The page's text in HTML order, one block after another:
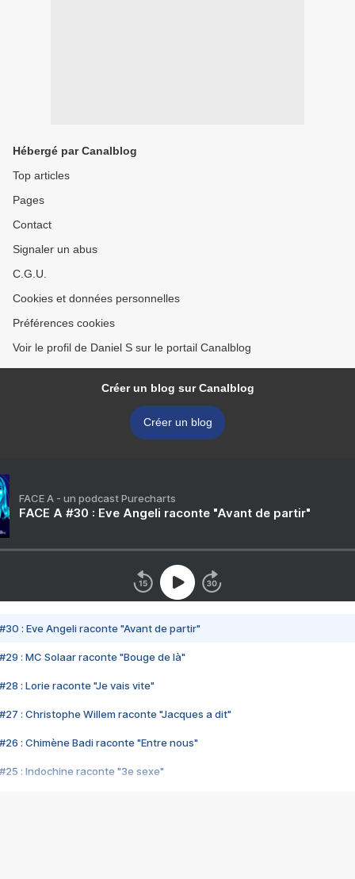
Hébergé par Canalblog
Top articles
Pages
Contact
Signaler un abus
C.G.U.
Cookies et données personnelles
Préférences cookies
Voir le profil de Daniel S sur le portail Canalblog
Créer un blog sur Canalblog
Créer un blog
FACE A - un podcast Purecharts
FACE A #30 : Eve Angeli raconte "Avant de partir"
#30 : Eve Angeli raconte "Avant de partir"
#29 : MC Solaar raconte "Bouge de là"
#28 : Lorie raconte "Je vais vite"
#27 : Christophe Willem raconte "Jacques a dit"
#26 : Chimène Badi raconte "Entre nous"
#25 : Indochine raconte "3e sexe"